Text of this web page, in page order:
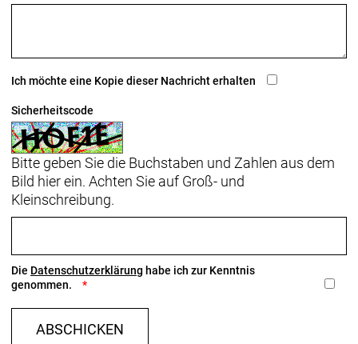
Ich möchte eine Kopie dieser Nachricht erhalten
Sicherheitscode
Bitte geben Sie die Buchstaben und Zahlen aus dem
Bild hier ein. Achten Sie auf Groß- und
Kleinschreibung.
Die Datenschutzerklärung habe ich zur Kenntnis
genommen.
ABSCHICKEN